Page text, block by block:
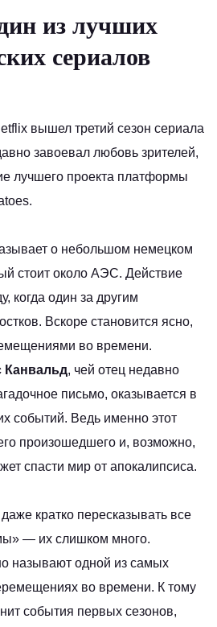
из лучших
сериалов
вышел третий сезон сериала
завоевал любовь зрителей,
лучшего проекта платформы
о небольшом немецком
стоит около АЭС. Действие
когда один за другим
Вскоре становится ясно,
во времени.
Канвальд, чей отец недавно
письмо, оказывается в
событий. Ведь именно этот
произошедшего и, возможно,
спасти мир от апокалипсиса.
кратко пересказывать все
— их слишком много.
называют одной из самых
во времени. К тому
события первых сезонов,